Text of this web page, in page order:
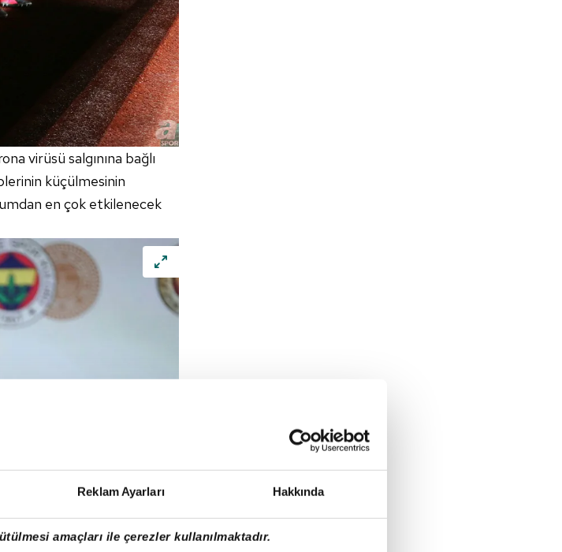
Reklam Ayarları Hakkında
amaçları ile çerezler kullanılmaktadır.
virüsü salgınına bağlı
küçülmesinin
en çok etkilenecek